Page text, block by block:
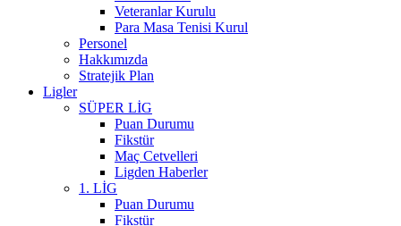
Veteranlar Kurulu
Para Masa Tenisi Kurul
Personel
Hakkımızda
Stratejik Plan
Ligler
SÜPER LİG
Puan Durumu
Fikstür
Maç Cetvelleri
Ligden Haberler
1. LİG
Puan Durumu
Fikstür